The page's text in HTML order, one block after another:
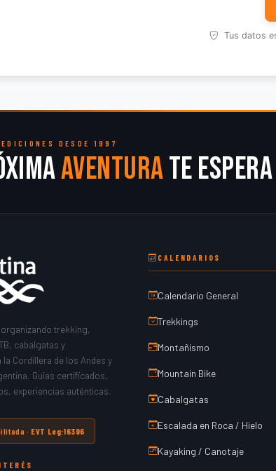
Tus datos
DESDE 1997
aventurate espera
trekking,
cabalgatas y
la Cordillera de los Andes y
Guías certificados,
experiencias auténticas.
· EVT Leg:16396
CALENDARIOS
Calendario General
Trekkings
Montañismo
Mountain Bike
Cabalgatas
Escalada en Roca / Hielo
Kayaking / Canotaje